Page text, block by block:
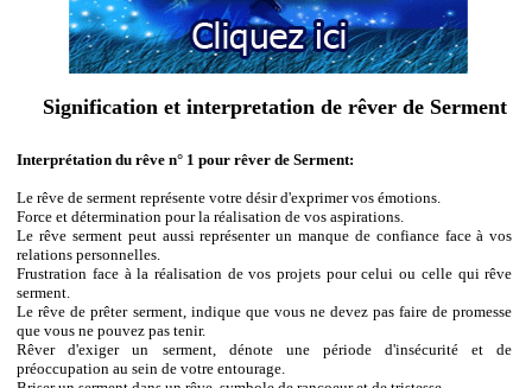
Signification et interpretation de rêver de Serment
Interprétation du rêve n° 1 pour rêver de Serment:
Le rêve de serment représente votre désir d'exprimer vos émotions.
Force et détermination pour la réalisation de vos aspirations.
Le rêve serment peut aussi représenter un manque de confiance face à vos
relations personnelles.
Frustration face à la réalisation de vos projets pour celui ou celle qui rêve
serment.
Le rêve de prêter serment, indique que vous ne devez pas faire de promesse
que vous ne pouvez pas tenir.
Rêver d'exiger un serment, dénote une période d'insécurité et de
préoccupation au sein de votre entourage.